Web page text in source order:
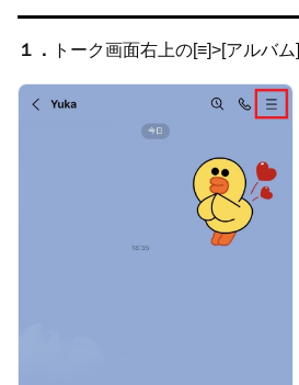
１． トーク画面右上の[≡]>[アルバム